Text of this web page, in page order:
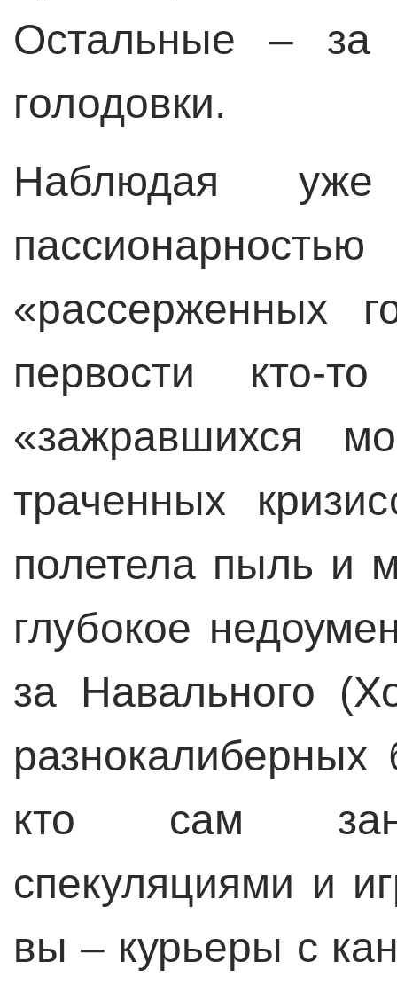
Остальные – за
голодовки.
Наблюдая
«рассерженных
первости кто-
«зажравшихся
траченных
полетела пыль и
глубокое
за Навального
кто сам
спекуляциями и
вы – курьеры с